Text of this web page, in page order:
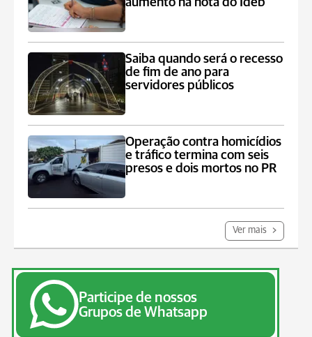
Saiba quando será o recesso
de fim de ano para
servidores públicos
Operação contra homicídios
e tráfico termina com seis
presos e dois mortos no PR
Ver mais
Participe de nossos
Grupos de Whatsapp